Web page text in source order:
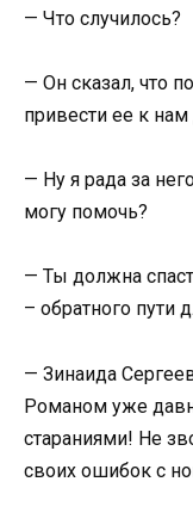
— Что случилось?
— Он сказал, что
привести ее к
— Ну я рада за
могу помочь?
— Ты должна
– обратного пути
— Зинаида
Романом уже
стараниями! Не
своих ошибок с